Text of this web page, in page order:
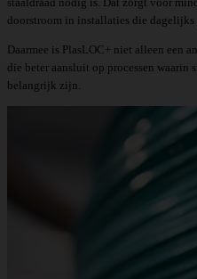
doorstroom in installaties die dagelijks
Daarmee is PlasLOC+ niet alleen een
die beter aansluit op processen waarin
belangrijk zijn.